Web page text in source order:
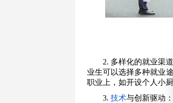
2. 多样化的就业渠
业生可以选择多种就业
职业上，如开设个人小
3.技术与创新驱动